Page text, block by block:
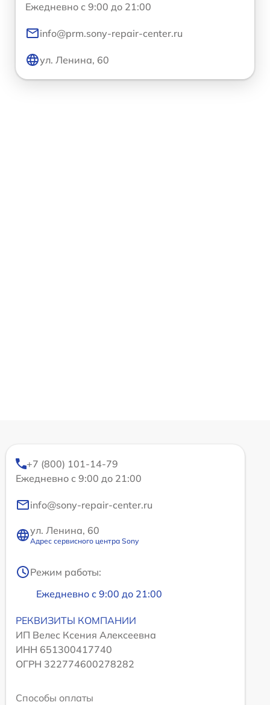
Ежедневно с 9:00 до 21:00
info@prm.sony-repair-center.ru
ул. Ленина, 60
+7 (800) 101-14-79
Ежедневно с 9:00 до 21:00
info@sony-repair-center.ru
ул. Ленина, 60
Адрес сервисного центра Sony
Режим работы:
Ежедневно с 9:00 до 21:00
РЕКВИЗИТЫ КОМПАНИИ
ИП Велес Ксения Алексеевна
ИНН 651300417740
ОГРН 322774600278282
Способы оплаты